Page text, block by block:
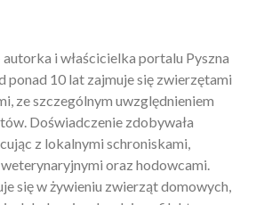
autorka i właścicielka portalu Pyszna
ponad 10 lat zajmuje się zwierzętami
ze szczególnym uwzględnieniem
Doświadczenie zdobywała
z lokalnymi schroniskami,
oraz hodowcami.
się w żywieniu zwierząt domowych,